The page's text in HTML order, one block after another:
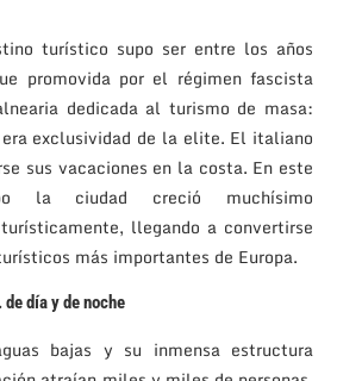
turístico supo ser entre los años
promovida por el régimen fascista
dedicada al turismo de masa:
exclusividad de la elite. El italiano
sus vacaciones en la costa. En este
la ciudad creció muchísimo
llegando a convertirse
más importantes de Europa.
día y de noche
bajas y su inmensa estructura